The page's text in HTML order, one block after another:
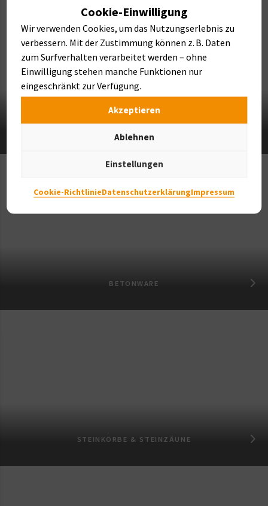
Cookie-Einwilligung
Wir verwenden Cookies, um das Nutzungserlebnis zu
verbessern. Mit der Zustimmung können z. B. Daten
zum Surfverhalten verarbeitet werden – ohne
Einwilligung stehen manche Funktionen nur
eingeschränkt zur Verfügung.
Akzeptieren
Ablehnen
Einstellungen
Cookie-RichtlinieDatenschutzerklärungImpressum
BETONWARE
STEINKÖRBE & STEINZÄUNE